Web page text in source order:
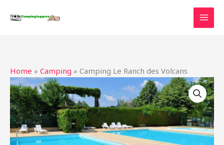
naar
Home » Camping » Camping Le Ranch des Volcans